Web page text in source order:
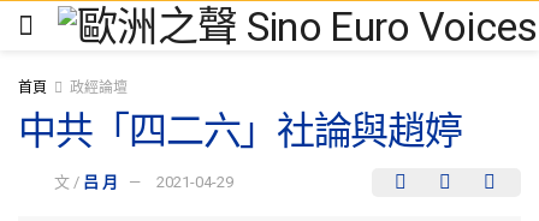
首頁 政經論壇
中共「四二六」社論與趙婷
文 / 吕 月 2021-04-29